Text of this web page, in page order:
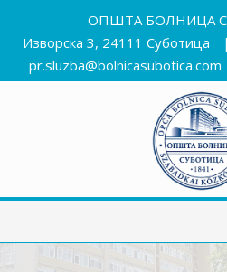
ОПШТА БОЛНИЦА
Изворска 3, 24111 Суботица
|
pr.sluzba@bolnicasubotica.com